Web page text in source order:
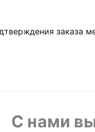
заказа
С нами